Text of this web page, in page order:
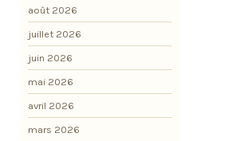
août 2026
juillet 2026
juin 2026
mai 2026
avril 2026
mars 2026